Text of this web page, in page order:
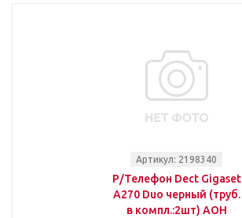
Артикул: 2198340
Р/Телефон Dect Gigaset
A270 Duo черный (труб.
в компл.:2шт) АОН